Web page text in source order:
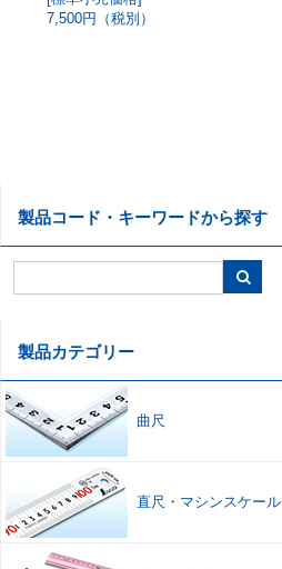
7,500円（税別）
製品コード・キーワードから探す
製品カテゴリー
曲尺
直尺 ・ マシンスケール